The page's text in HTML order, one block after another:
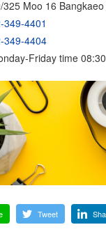
325 Moo 16
349-4401
349-4404
Friday time
Tweet